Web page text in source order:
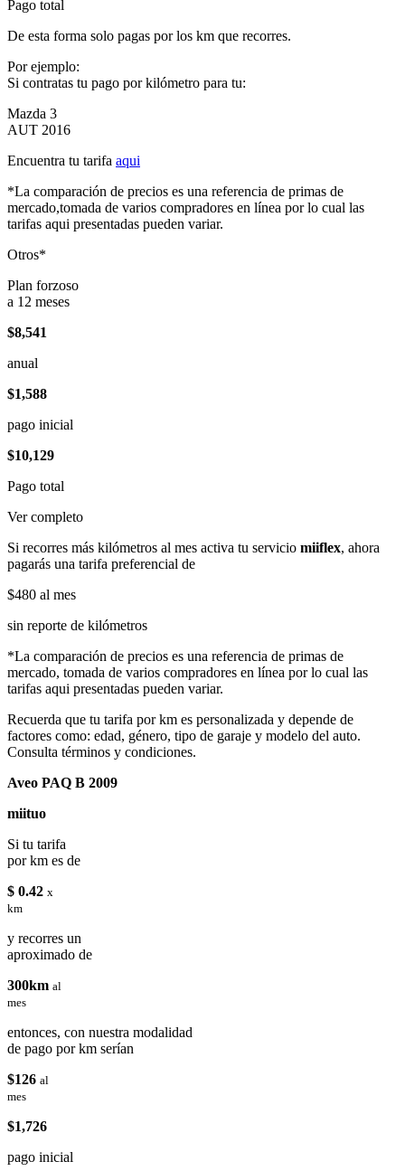
Pago total
De esta forma solo pagas por los km que recorres.
Por ejemplo:
Si contratas tu pago por kilómetro para tu:
Mazda 3
AUT 2016
Encuentra tu tarifa aqui
*La comparación de precios es una referencia de primas de
mercado,tomada de varios compradores en línea por lo cual las
tarifas aqui presentadas pueden variar.
Otros*
Plan forzoso
a 12 meses
$8,541
anual
$1,588
pago inicial
$10,129
Pago total
Ver completo
Si recorres más kilómetros al mes activa tu servicio miiflex, ahora
pagarás una tarifa preferencial de
$480 al mes
sin reporte de kilómetros
*La comparación de precios es una referencia de primas de
mercado, tomada de varios compradores en línea por lo cual las
tarifas aqui presentadas pueden variar.
Recuerda que tu tarifa por km es personalizada y depende de
factores como: edad, género, tipo de garaje y modelo del auto.
Consulta términos y condiciones.
Aveo PAQ B 2009
miituo
Si tu tarifa
por km es de
$ 0.42 x
km
y recorres un
aproximado de
300km al
mes
entonces, con nuestra modalidad
de pago por km serían
$126 al
mes
$1,726
pago inicial